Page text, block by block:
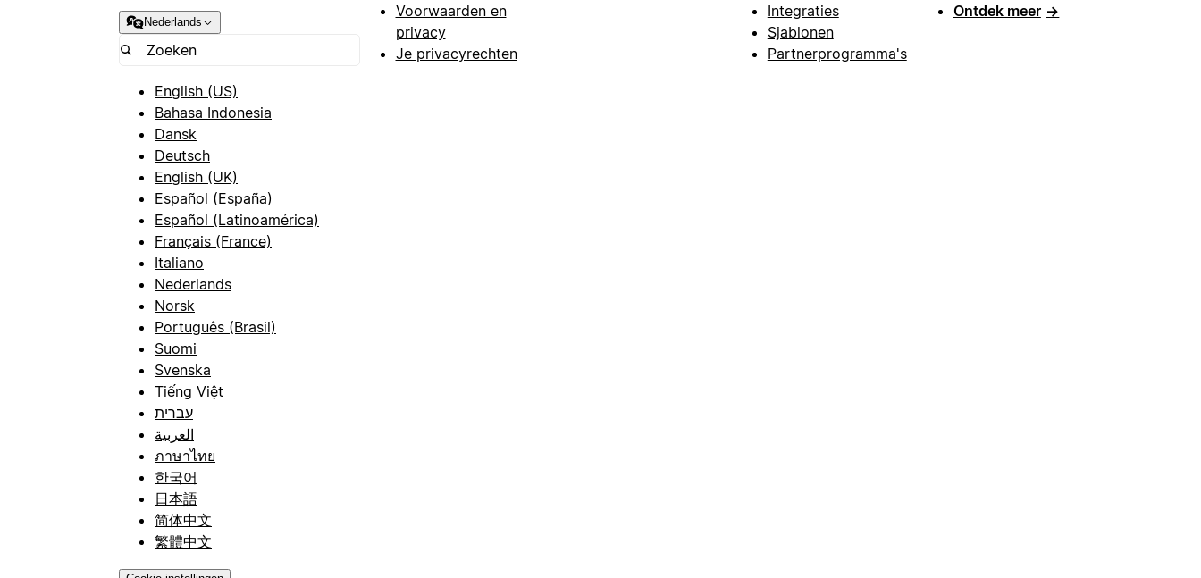
Nederlands
English (US)
Bahasa Indonesia
Dansk
Deutsch
English (UK)
Español (España)
Español (Latinoamérica)
Français (France)
Italiano
Nederlands
Norsk
Português (Brasil)
Suomi
Svenska
Tiếng Việt
עברית
العربية
ภาษาไทย
한국어
日本語
简体中文
繁體中文
Voorwaarden en
privacy
Je privacyrechten
Integraties
Sjablonen
Partnerprogramma's
Ontdek meer →